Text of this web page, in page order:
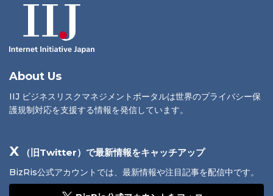
About Us
IIJ ビジネスリスクマネジメントポータルは世界のプライバシー保
護規制対応を支援する情報を発信しています。
X （旧Twitter）で最新情報をキャッチアップ
BizRis公式アカウントでは、最新情報や注目記事を配信中です。